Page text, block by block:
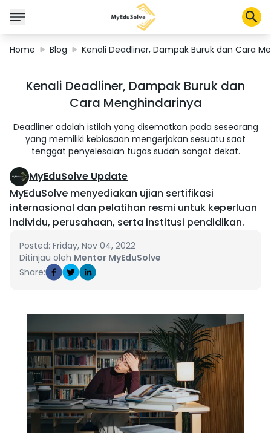
Solusi Perusahaan
Tentang Kami
Shop
Keranjang Saya
Profil
Home Blog Kenali Deadliner, Dampak Buruk dan Cara
Kenali Deadliner, Dampak Buruk dan
Cara Menghindarinya
Deadliner adalah istilah yang disematkan pada seseorang
yang memiliki kebiasaan mengerjakan sesuatu saat
tenggat penyelesaian tugas sudah sangat dekat.
MyEduSolve Update
MyEduSolve menyediakan ujian sertifikasi
internasional dan pelatihan resmi untuk keperluan
individu, perusahaan, serta institusi pendidikan.
Posted: Friday, Nov 04, 2022
Ditinjau oleh Mentor MyEduSolve
Share: